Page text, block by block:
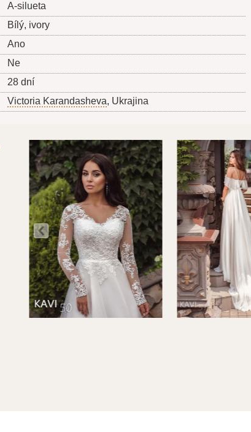
A-silueta
Bílý, ivory
Ano
Ne
28 dní
Victoria Karandasheva, Ukrajina